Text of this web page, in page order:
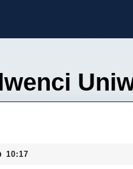
10:17